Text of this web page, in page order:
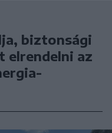
biztonsági
elrendelni az